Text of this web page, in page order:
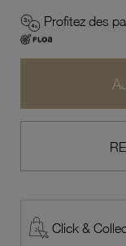
Profitez des
Click &